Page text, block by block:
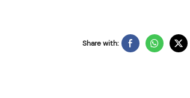
Share with: